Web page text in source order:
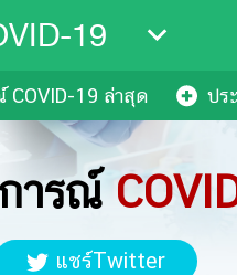
19
COVID-19 ล่าสุด ปร
การณ์
แชร์Twitter